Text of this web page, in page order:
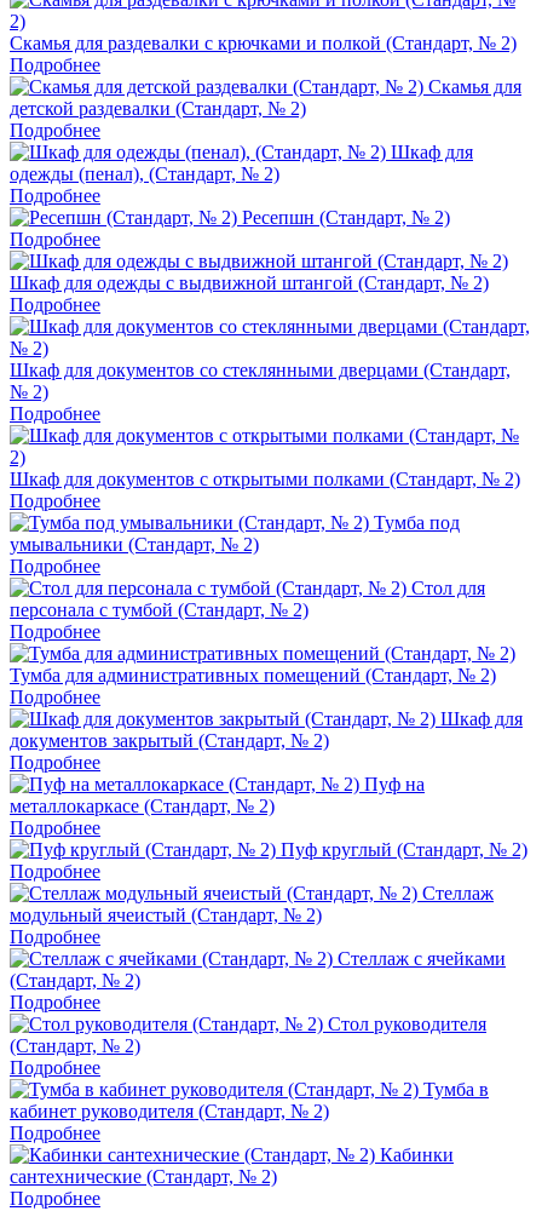
Скамья для раздевалки с крючками и полкой (Стандарт, № 2)
Подробнее
Скамья для
детской раздевалки (Стандарт, № 2)
Подробнее
Шкаф для
одежды (пенал), (Стандарт, № 2)
Подробнее
Ресепшн (Стандарт, № 2)
Подробнее
Шкаф для одежды с выдвижной штангой (Стандарт, № 2)
Подробнее
Шкаф для документов со стеклянными дверцами (Стандарт,
№ 2)
Подробнее
Шкаф для документов с открытыми полками (Стандарт, № 2)
Подробнее
Тумба под
умывальники (Стандарт, № 2)
Подробнее
Стол для
персонала с тумбой (Стандарт, № 2)
Подробнее
Тумба для административных помещений (Стандарт, № 2)
Подробнее
Шкаф для
документов закрытый (Стандарт, № 2)
Подробнее
Пуф на
металлокаркасе (Стандарт, № 2)
Подробнее
Пуф круглый (Стандарт, № 2)
Подробнее
Стеллаж
модульный ячеистый (Стандарт, № 2)
Подробнее
Стеллаж с ячейками
(Стандарт, № 2)
Подробнее
Стол руководителя
(Стандарт, № 2)
Подробнее
Тумба в
кабинет руководителя (Стандарт, № 2)
Подробнее
Кабинки
сантехнические (Стандарт, № 2)
Подробнее